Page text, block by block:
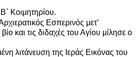
Κοιμητηρίου.
Εσπερινός μετ’
και τις διδαχές του Αγίου μίλησε ο
λιτάνευση της Ιεράς Εικόνας του